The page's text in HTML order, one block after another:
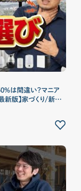
は間違い？マニア
新版】家づくり/新築/